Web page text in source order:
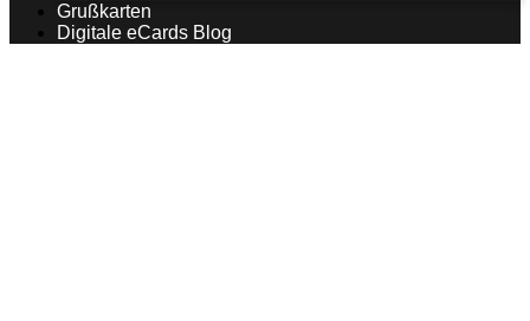
Grußkarten
Digitale eCards Blog